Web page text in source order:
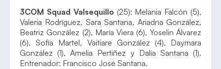
3COM Squad Valsequillo (25): Melania Falcón (5),
Valeria Rodríguez, Sara Santana, Ariadna González,
Beatriz González (2), María Viera (6), Yoselin Álvarez
(6), Sofía Martel, Vaitiare González (4), Daymara
González (1), Amelia Pertiñez y Dalia Santana (1).
Entrenador: Francisco José Santana.